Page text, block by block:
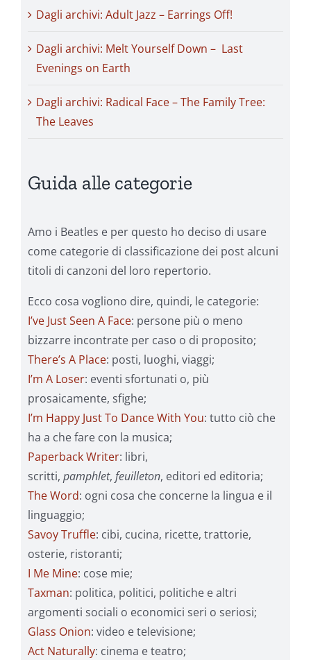
Dagli archivi: Adult Jazz – Earrings Off!
Dagli archivi: Melt Yourself Down – Last
Evenings on Earth
Dagli archivi: Radical Face – The Family Tree:
The Leaves
Guida alle categorie
Amo i Beatles e per questo ho deciso di usare
come categorie di classificazione dei post alcuni
titoli di canzoni del loro repertorio.
Ecco cosa vogliono dire, quindi, le categorie:
I’ve Just Seen A Face: persone più o meno
bizzarre incontrate per caso o di proposito;
There’s A Place: posti, luoghi, viaggi;
I’m A Loser: eventi sfortunati o, più
prosaicamente, sfighe;
I’m Happy Just To Dance With You: tutto ciò che
ha a che fare con la musica;
Paperback Writer: libri,
scritti, pamphlet, feuilleton, editori ed editoria;
The Word: ogni cosa che concerne la lingua e il
linguaggio;
Savoy Truffle: cibi, cucina, ricette, trattorie,
osterie, ristoranti;
I Me Mine: cose mie;
Taxman: politica, politici, politiche e altri
argomenti sociali o economici seri o seriosi;
Glass Onion: video e televisione;
Act Naturally: cinema e teatro;